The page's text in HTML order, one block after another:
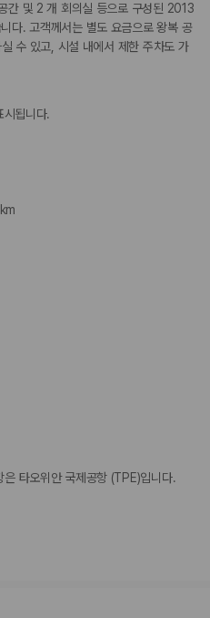
간 및 2 개 회의실 등으로 구성된 2013
다. 고객께서는 별도 요금으로 왕복 공
수 있고, 시설 내에서 제한 주차도 가
됩니다.
타오위안 국제공항 (TPE)입니다.